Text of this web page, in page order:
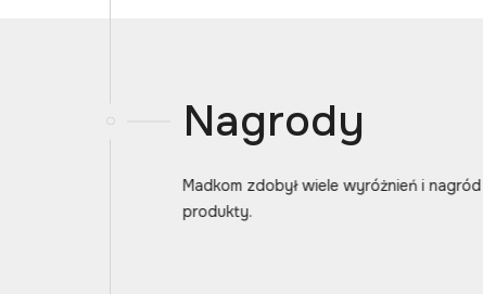
Nagrody
Madkom zdobył wiele wyróżnień i
produkty.